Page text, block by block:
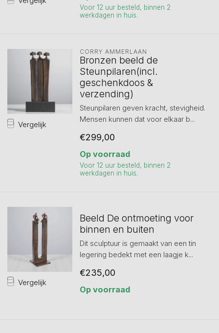
Voor 12 uur besteld, binnen 2
werkdagen in huis.
Vergelijk
CORRY AMMERLAAN
Bronzen beeld de
Steunpilaren(incl.
geschenkdoos &
verzending)
Steunpilaren geven kracht, stevigheid.
Mensen kunnen dat voor elkaar b...
€299,00
Op voorraad
Voor 12 uur besteld, binnen 2
werkdagen in huis.
Vergelijk
Beeld De ontmoeting voor
binnen en buiten
Dit sculptuur is gemaakt van een tin
legering bedekt met een laagje k...
€235,00
Op voorraad